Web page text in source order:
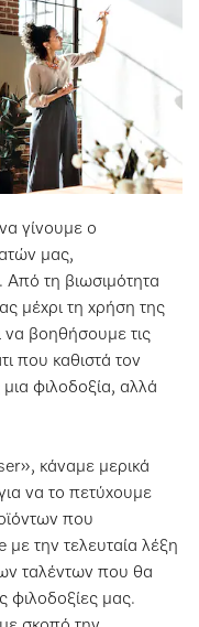
γίνουμε ο
μας,
τη βιωσιμότητα
μέχρι τη χρήση της
να βοηθήσουμε τις
που καθιστά τον
φιλοδοξία, αλλά
κάναμε μερικά
να το πετύχουμε
που
με την τελευταία λέξη
ταλέντων που θα
φιλοδοξίες μας.